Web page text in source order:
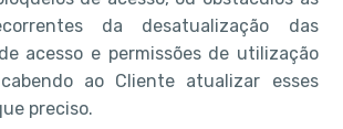
da desatualização das
acesso e permissões de utilização
ao Cliente atualizar esses
preciso.